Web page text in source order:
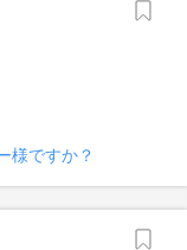
様ですか？